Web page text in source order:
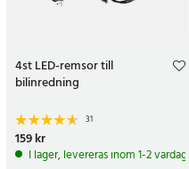
4st LED-remsor till
bilinredning
31
Pris:159 kr
159 kr
I lager, levereras inom 1-2 vardagar